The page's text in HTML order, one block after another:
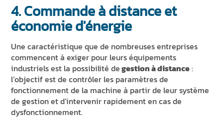
4. Commande à distance et
économie d'énergie
Une caractéristique que de nombreuses entreprises
commencent à exiger pour leurs équipements
industriels est la possibilité degestion à distance:
l’objectif est de contrôler les paramètres de
fonctionnement de la machine à partir de leur système
de gestion et d’intervenir rapidement en cas de
dysfonctionnement.